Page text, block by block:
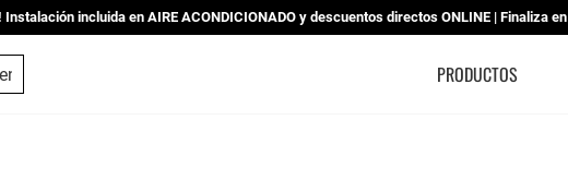
Instalación incluida en AIRE ACONDICIONADO y descuentos directos ONLINE | Finaliza en
PRODUCTOS